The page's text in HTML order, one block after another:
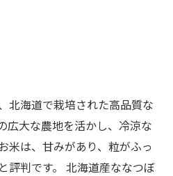
北海道で栽培された高品質な
広大な農地を活かし、冷涼な
米は、甘みがあり、粒がふっ
評判です。 北海道産ななつぼ